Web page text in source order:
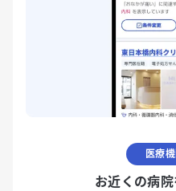
医療
お近くの病